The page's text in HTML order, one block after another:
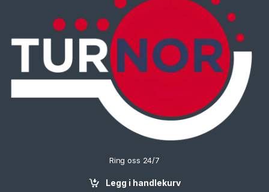
Legg i handlekurv
Ring oss 24/7